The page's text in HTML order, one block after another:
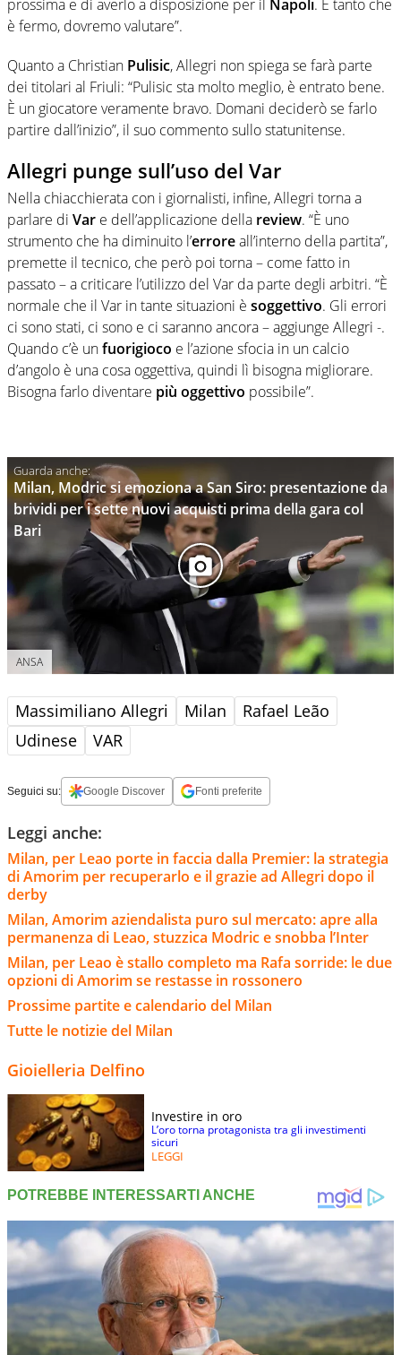
prossima e di averlo a disposizione per il Napoli. È tanto che
è fermo, dovremo valutare”.
Quanto a Christian Pulisic, Allegri non spiega se farà parte
dei titolari al Friuli: “Pulisic sta molto meglio, è entrato bene.
È un giocatore veramente bravo. Domani deciderò se farlo
partire dall’inizio”, il suo commento sullo statunitense.
Allegri punge sull’uso del Var
Nella chiacchierata con i giornalisti, infine, Allegri torna a
parlare di Var e dell’applicazione della review. “È uno
strumento che ha diminuito l’erroreall’interno della partita”,
premette il tecnico, che però poi torna – come fatto in
passato – a criticare l’utilizzo del Var da parte degli arbitri. “È
normale che il Var in tante situazioni è soggettivo. Gli errori
ci sono stati, ci sono e ci saranno ancora – aggiunge Allegri -.
Quando c’è unfuorigioco e l’azione sfocia in un calcio
d’angolo è una cosa oggettiva, quindi lì bisogna migliorare.
Bisogna farlo diventare più oggettivo possibile”.
Milan, Modric si emoziona a San Siro: presentazione da
brividi per i sette nuovi acquisti prima della gara col
Bari
ANSA
Massimiliano Allegri Milan
Rafael Leão
Udinese
VAR
Seguici su: Google Discover Fonti preferite
Leggi anche:
Milan, per Leao porte in faccia dalla Premier: la strategia
di Amorim per recuperarlo e il grazie ad Allegri dopo il
derby
Milan, Amorim aziendalista puro sul mercato: apre alla
permanenza di Leao, stuzzica Modric e snobba l’Inter
Milan, per Leao è stallo completo ma Rafa sorride: le due
opzioni di Amorim se restasse in rossonero
Prossime partite e calendario del Milan
Tutte le notizie del Milan
Gioielleria Delfino
Investire in oro
L’oro torna protagonista tra gli investimenti
sicuri
LEGGI